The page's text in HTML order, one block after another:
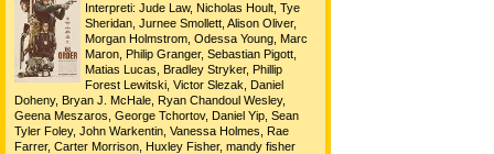
Interpreti: Jude Law, Nicholas Hoult, Tye
Sheridan, Jurnee Smollett, Alison Oliver,
Morgan Holmstrom, Odessa Young, Marc
Maron, Philip Granger, Sebastian Pigott,
Matias Lucas, Bradley Stryker, Phillip
Forest Lewitski, Victor Slezak, Daniel
Doheny, Bryan J. McHale, Ryan Chandoul Wesley,
Geena Meszaros, George Tchortov, Daniel Yip, Sean
Tyler Foley, John Warkentin, Vanessa Holmes, Rae
Farrer, Carter Morrison, Huxley Fisher, mandy fisher